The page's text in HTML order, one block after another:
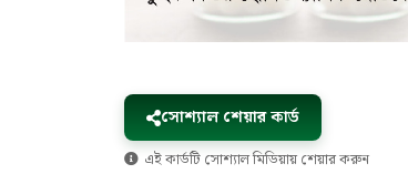
সোশ্যাল শেয়ার কার্ড
এই কার্ডটি সোশ্যাল মিডিয়ায় শেয়ার করুন